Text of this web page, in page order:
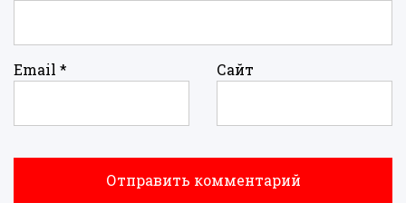
Email * Сайт